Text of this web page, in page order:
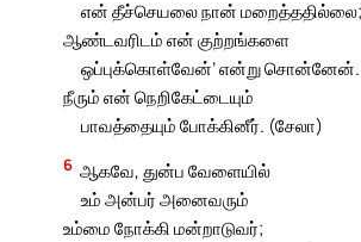
என் தீச்செயலை நான் மறைத்ததில்லை;
ஆண்டவரிடம் என் குற்றங்களை
ஒப்புக்கொள்வேன்’ என்று சொன்னேன்.
நீரும் என் நெறிகேட்டையும்
பாவத்தையும் போக்கினீர். (சேலா)
6 ஆகவே, துன்ப வேளையில்
உம் அன்பர் அனைவரும்
உம்மை நோக்கி மன்றாடுவர்;